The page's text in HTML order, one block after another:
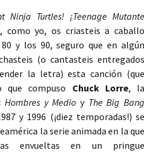
Ninja Turtles! ¡Teenage Mutante
como yo, os criasteis a caballo
y los 90, seguro que en algún
(o cantasteis entregados
la letra) esta canción (que
que compuso Chuck Lorre, la
Hombres y Medio y The Big Bang
y 1996 (¡diez temporadas!) se
la serie animada en la que
envueltas en un pringue